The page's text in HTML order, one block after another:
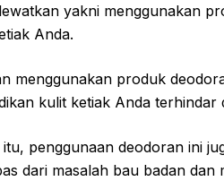
yakni menggunakan
Anda.
menggunakan produk
kulit ketiak Anda terhindar
itu, penggunaan deodoran ini
dari masalah bau badan dan